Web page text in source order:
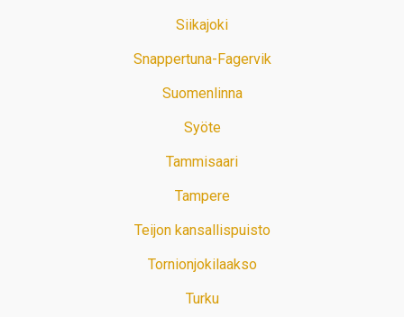
Siikajoki
Snappertuna-Fagervik
Suomenlinna
Syöte
Tammisaari
Tampere
Teijon kansallispuisto
Tornionjokilaakso
Turku